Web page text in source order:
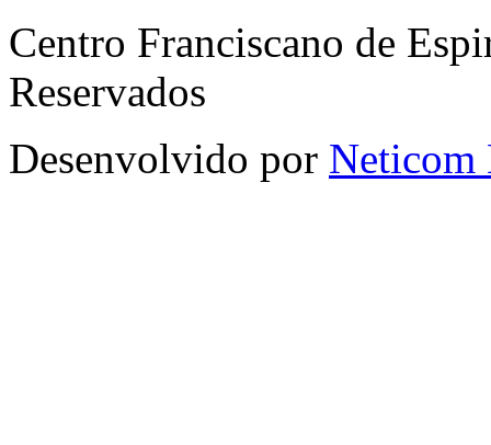
Centro Franciscano de
Reservados
Desenvolvido por Neticom